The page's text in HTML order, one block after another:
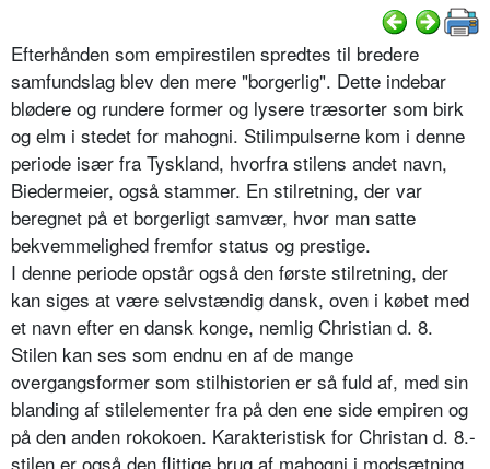
Efterhånden som empirestilen spredtes til bredere
samfundslag blev den mere "borgerlig". Dette indebar
blødere og rundere former og lysere træsorter som birk
og elm i stedet for mahogni. Stilimpulserne kom i denne
periode især fra Tyskland, hvorfra stilens andet navn,
Biedermeier, også stammer. En stilretning, der var
beregnet på et borgerligt samvær, hvor man satte
bekvemmelighed fremfor status og prestige.
I denne periode opstår også den første stilretning, der
kan siges at være selvstændig dansk, oven i købet med
et navn efter en dansk konge, nemlig Christian d. 8.
Stilen kan ses som endnu en af de mange
overgangsformer som stilhistorien er så fuld af, med sin
blanding af stilelementer fra på den ene side empiren og
på den anden rokokoen. Karakteristisk for Christan d. 8.-
stilen er også den flittige brug af mahogni i modsætning